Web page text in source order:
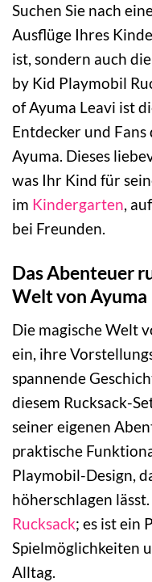
Suchen Sie nach
Ausflüge Ihres
ist, sondern auch
by Kid Playmobil
of Ayuma Leavi ist
Entdecker und
Ayuma. Dieses
was Ihr Kind für
im Kindergarten,
bei Freunden.
Das Abenteuer
Welt von Ayuma
Die magische Welt
ein, ihre
spannende
diesem Rucksack-
seiner eigenen
praktische
Playmobil-Design,
höherschlagen
Rucksack; es ist ein
Spielmöglichkeiten
Alltag.